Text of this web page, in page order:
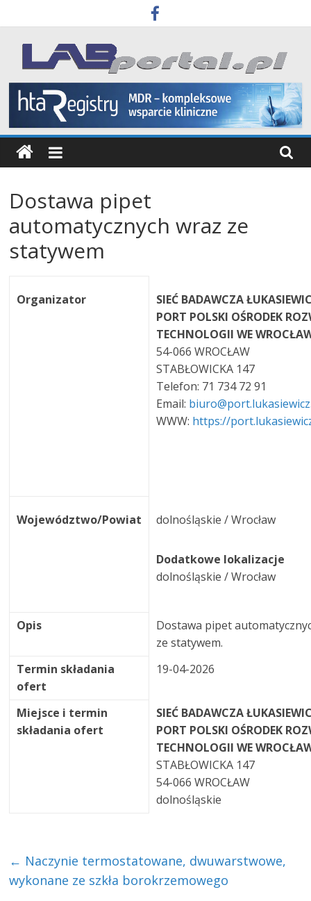
to
content
Labportal
Laboratoria
Aparatura
Badania
Dostawa pipet
automatycznych wraz ze
statywem
Organizator
SIEĆ BADAWCZA
PORT POLSKI OŚRODEK
TECHNOLOGII WE
54-066 WROCŁAW
STABŁOWICKA 147
Telefon: 71 734 72 91
Email:
WWW: https://
Województwo/Powiat dolnośląskie / Wrocław
Dodatkowe lokalizacje
dolnośląskie / Wrocław
Opis
Dostawa pipet
ze statywem.
Termin składania
ofert
19-04-2026
Miejsce i termin
składania ofert
SIEĆ BADAWCZA
PORT POLSKI OŚRODEK
TECHNOLOGII WE
STABŁOWICKA 147
54-066 WROCŁAW
dolnośląskie
← Naczynie termostatowane, dwuwarstwowe,
wykonane ze szkła borokrzemowego